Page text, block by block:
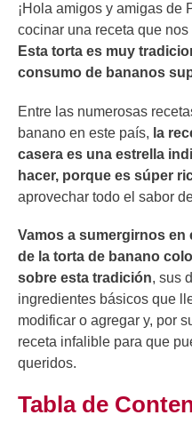
¡Hola amigos y amigas de
cocinar una receta que nos
Esta torta es muy
consumo de bananos
Entre las numerosas
banano en este país, la
casera es una estrella
hacer, porque es súper
aprovechar todo el sabor
Vamos a sumergirnos
de la torta de banano
sobre esta tradición, sus
ingredientes básicos que
modificar o agregar y, por
receta infalible para que
queridos.
Tabla de